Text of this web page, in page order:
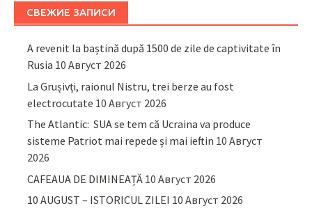
СВЕЖИЕ ЗАПИСИ
A revenit la baștină după 1500 de zile de captivitate în
Rusia 10 Август 2026
La Grușivți, raionul Nistru, trei berze au fost
electrocutate 10 Август 2026
The Atlantic: SUA se tem că Ucraina va produce
sisteme Patriot mai repede și mai ieftin 10 Август
2026
CAFEAUA DE DIMINEAȚĂ 10 Август 2026
10 AUGUST – ISTORICUL ZILEI 10 Август 2026